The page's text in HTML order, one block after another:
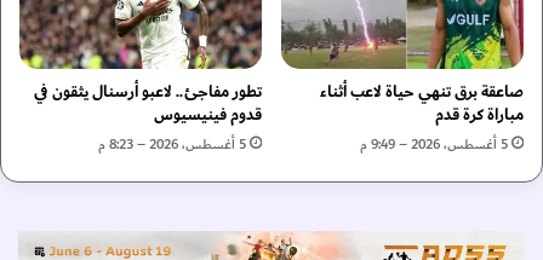
ب
ا
ل
ن
س
ب
0
2
9
صاعقة برق تنهي حياة لاعب أثناء
مباراة كرة قدم
5 أغسطس، 2026 – 9:49 م
تطور مفاجئ.. لاعبو أرسنال يثقون في
قدوم فينيسيوس
5 أغسطس، 2026 – 8:23 م